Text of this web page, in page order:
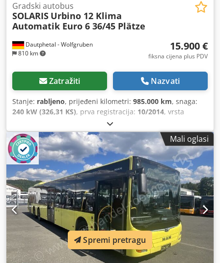
Dautphetal - Wolfgruben
810 km
Gradski autobus
SOLARIS Urbino 12 Klima
Automatik Euro 6 36/45 Plätze
15.900 €
fiksna cijena plus PDV
Zatražiti Nazvati
Stanje: rabljeno, prijeđeni kilometri: 985.000 km, snaga:
240 kW (326,31 KS), prva registracija: 10/2014, vrsta
, vrsta prijenosa:
sljedeći pregled (TÜV):10/2026, emisijska klasa:Euro 6,
boja:crvena, kočnice:retarder , Oprema:ABS, elektronički
program stabilnosti (ESP), grijač za parkiranje, klima
uređaj,
Mali oglasi
Spremi pretragu